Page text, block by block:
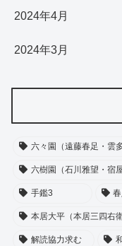
2024年4月
2024年3月
六々園（遠藤春足・雲
六樹園（石川雅望・宿
手鑑3
本居大平（本居三四右
解読協力求む